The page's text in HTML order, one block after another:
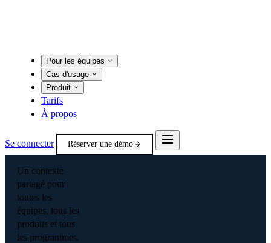
Pour les équipes
Cas d'usage
Produit
Tarifs
À propos
Se connecter Réserver une démo
Un contexte
partagé pour
toutes les
équipes, tous les
produits et tous
les programmes.